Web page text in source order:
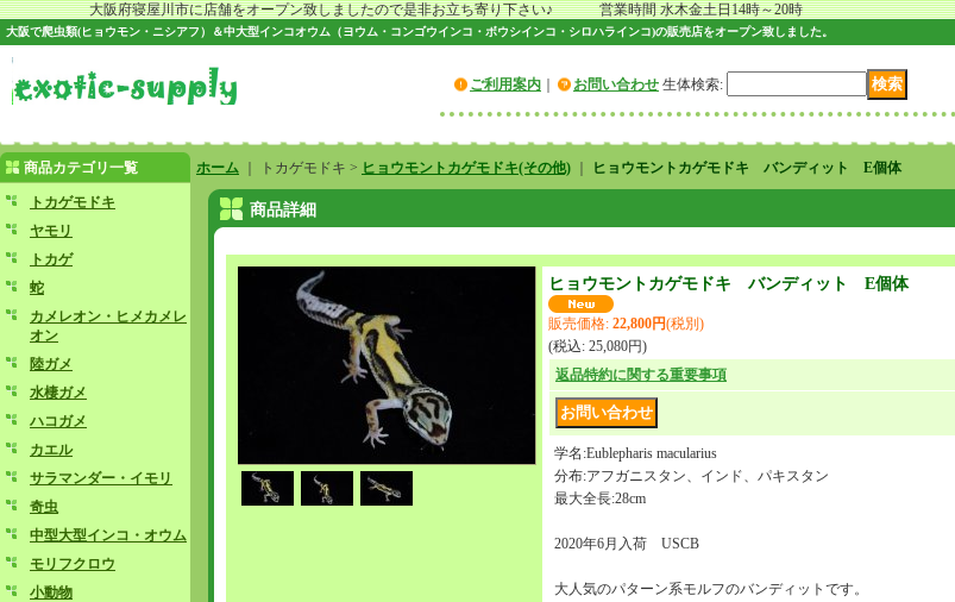
大阪府寝屋川市に店舗をオープン致しましたので是非お立ち寄り下さい♪ 営業時間 水木金土日14時～20時
大阪で爬虫類(ヒョウモン・ニシアフ）＆中大型インコオウム（ヨウム・コンゴウインコ・ボウシインコ・シロハラインコ)の販売店をオープン致しました。
ご利用案内 お問い合わせ 生体検索:
商品カテゴリ一覧
トカゲモドキ
ヤモリ
トカゲ
蛇
カメレオン・ヒメカメレ
オン
陸ガメ
水棲ガメ
ハコガメ
カエル
サラマンダー・イモリ
奇虫
中型大型インコ・オウム
モリフクロウ
小動物
ホーム ｜ トカゲモドキ > ヒョウモントカゲモドキ(その他) ヒョウモントカゲモドキ バンディット E個体
商品詳細
ヒョウモントカゲモドキ バンディット E個体
販売価格: 22,800円(税別)
(税込: 25,080円)
返品特約に関する重要事項
学名:Eublepharis macularius
分布:アフガニスタン、インド、パキスタン
最大全長:28cm
2020年6月入荷 USCB
大人気のパターン系モルフのバンディットです。